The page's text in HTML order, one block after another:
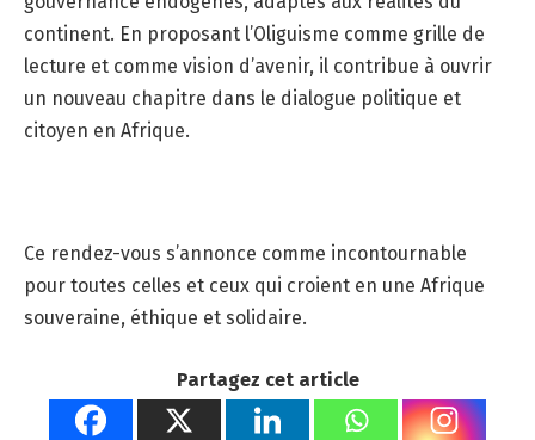
continent. En proposant l’Oliguisme comme grille de
lecture et comme vision d’avenir, il contribue à ouvrir
un nouveau chapitre dans le dialogue politique et
citoyen en Afrique.
Ce rendez-vous s’annonce comme incontournable
pour toutes celles et ceux qui croient en une Afrique
souveraine, éthique et solidaire.
Partagez cet article